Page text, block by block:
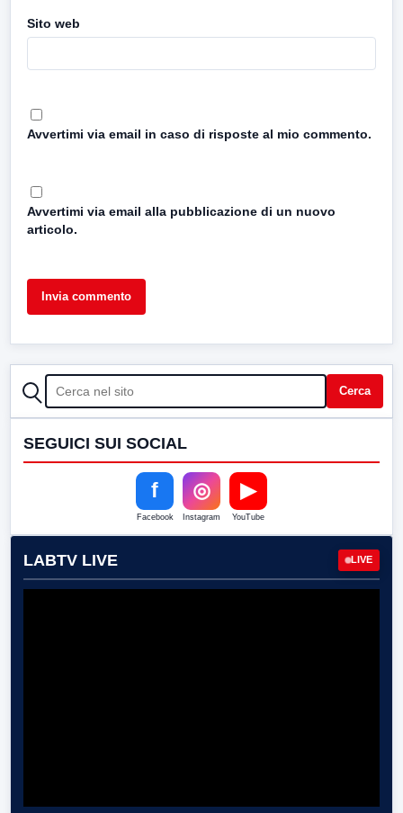
Sito web
Avvertimi via email in caso di risposte al mio commento.
Avvertimi via email alla pubblicazione di un nuovo
articolo.
CERCA Cerca
SEGUICI SUI SOCIAL
f
Facebook
◎
Instagram
▶
YouTube
LABTV LIVE LIVE